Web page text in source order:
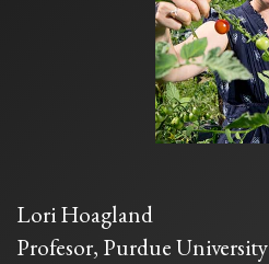
Lori Hoagland
Profesor, Purdue University